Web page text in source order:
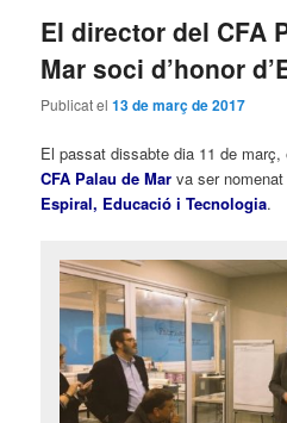
El director del CFA
Mar soci d’honor
Publicat el13 de març de 2017
El passat dissabte dia 11 de
CFA Palau de Mar va ser nomenat
Espiral, Educació i Tecnologia.